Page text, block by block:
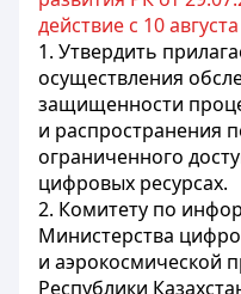
действие с 10
1. Утвердить
осуществления
защищенности
и распространения
ограниченного
цифровых ресурсах.
2. Комитету по
Министерства
и аэрокосмической
Республики